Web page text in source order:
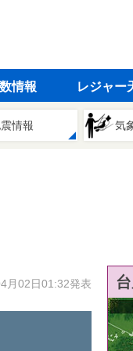
情報 レジャー
情報 気
月02日01:32発表